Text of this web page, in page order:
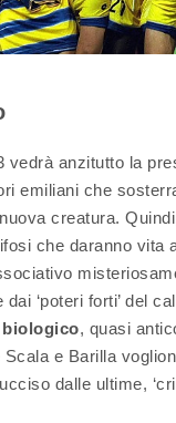
vedrà anzitutto la
emiliani che
creatura.
che daranno vita
‘poteri forti’ del
, quasi
e Barilla
dalle ultime,